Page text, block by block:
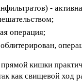
-
операция;
кишки
как свищевой ход